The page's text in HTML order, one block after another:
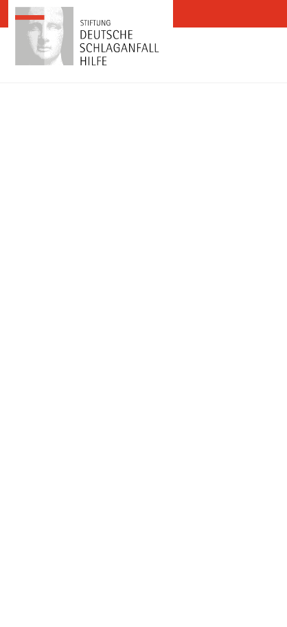
Zum Inhalt springen